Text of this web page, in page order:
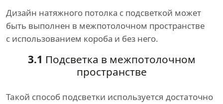
Дизайн натяжного потолка с подсветкой может
быть выполнен в межпотолочном пространстве
с использованием короба и без него.
3.1 Подсветка в межпотолочном
пространстве
Такой способ подсветки используется достаточно